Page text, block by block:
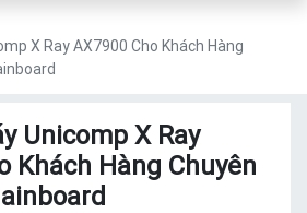
X Ray AX7900 Cho Khách Hàng
Unicomp X Ray
Khách Hàng Chuyên